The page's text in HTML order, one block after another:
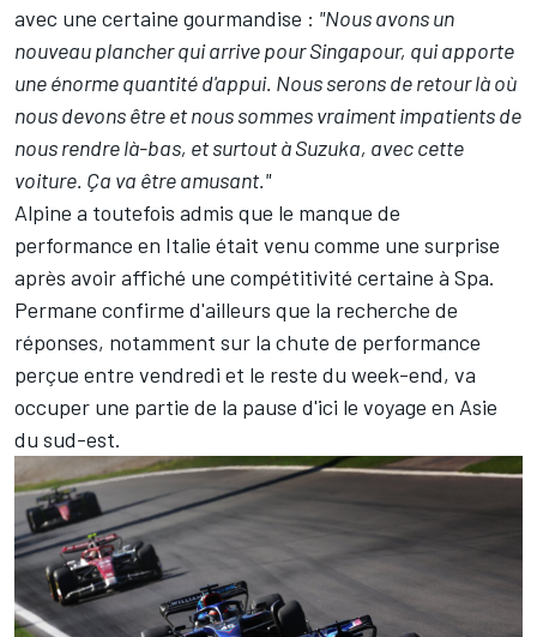
avec une certaine gourmandise : "Nous avons un
nouveau plancher qui arrive pour Singapour, qui apporte
une énorme quantité d'appui. Nous serons de retour là où
nous devons être et nous sommes vraiment impatients de
nous rendre là-bas, et surtout à Suzuka, avec cette
voiture. Ça va être amusant."
Alpine a toutefois admis que le manque de
performance en Italie était venu comme une surprise
après avoir affiché une compétitivité certaine à Spa.
Permane confirme d'ailleurs que la recherche de
réponses, notamment sur la chute de performance
perçue entre vendredi et le reste du week-end, va
occuper une partie de la pause d'ici le voyage en Asie
du sud-est.